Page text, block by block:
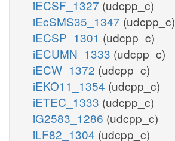
iECSF_1327 (udcpp_c)
iEcSMS35_1347 (udcpp_c)
iECSP_1301 (udcpp_c)
iECUMN_1333 (udcpp_c)
iECW_1372 (udcpp_c)
iEKO11_1354 (udcpp_c)
iETEC_1333 (udcpp_c)
iG2583_1286 (udcpp_c)
iLF82_1304 (udcpp_c)